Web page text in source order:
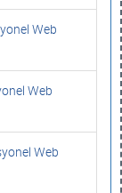
Web
Web
Web